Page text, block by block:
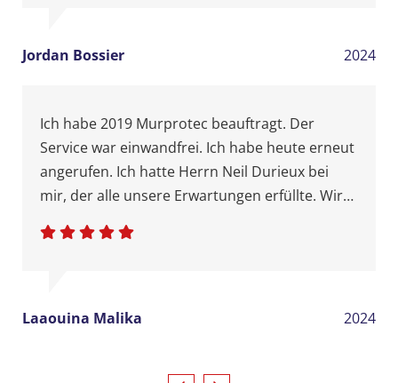
Jordan Bossier 2024
Ich habe 2019 Murprotec beauftragt. Der
Service war einwandfrei. Ich habe heute erneut
angerufen. Ich hatte Herrn Neil Durieux bei
mir, der alle unsere Erwartungen erfüllte. Wir
das gesamte Haus wasserdicht zu machen. Ich
Menschen sind, die es gerne mit denselben
Laaouina Malika 2024